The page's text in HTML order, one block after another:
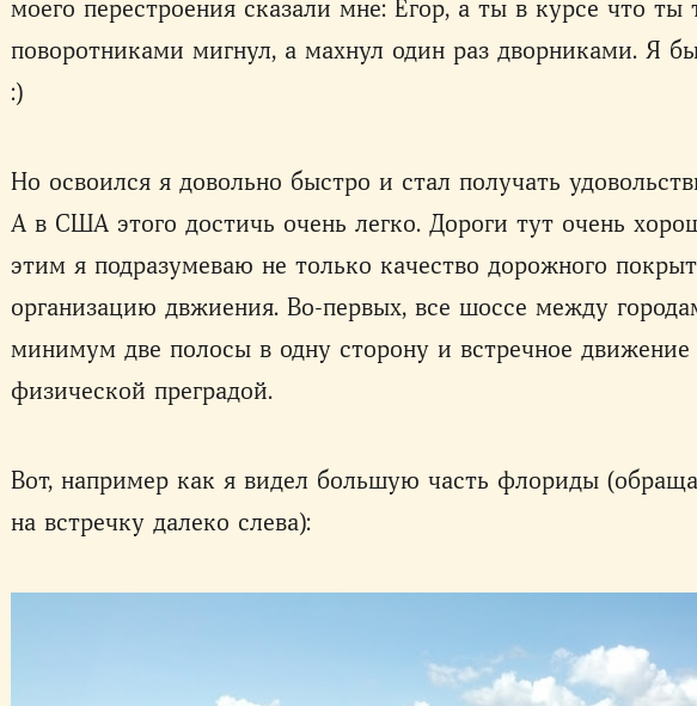
моего перестроения сказали мне: Егор, а ты в курсе что ты
поворотниками мигнул, а махнул один раз дворниками. Я
:)
Но освоился я довольно быстро и стал получать
А в США этого достичь очень легко. Дороги тут очень
этим я подразумеваю не только качество дорожного
организацию двжиения. Во-первых, все шоссе между
минимум две полосы в одну сторону и встречное движение
физической преградой.
Вот, например как я видел большую часть флориды
на встречку далеко слева):